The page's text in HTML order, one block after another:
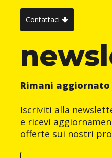
Contattaci
Rimani
Iscriviti alla
e ricevi
offerte sui nostri